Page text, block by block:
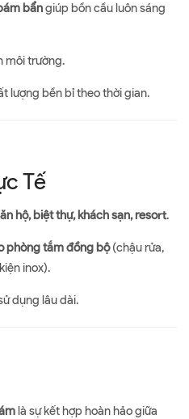
bẩngiúp bồn cầu luôn sáng
môi trường.
lượng bền bỉ theo thời gian.
Tế
hộ, biệt thự, khách sạn, resort.
phòng tắm đồng bộ(chậu rửa,
inox).
dụng lâu dài.
là sự kết hợp hoàn hảo giữa